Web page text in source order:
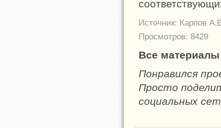
Источник: Карпов
Просмотров: 8429
Все материалы
Понравился
Просто
социальных